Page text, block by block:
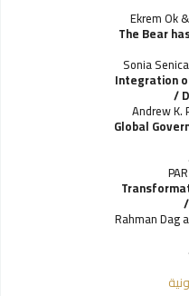
Ekrem Ok
The Bear
Sonia
Integration
Andrew K.
Global
Rahman Dag